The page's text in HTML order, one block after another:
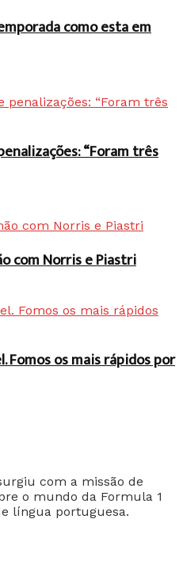
como esta em
“Foram três
com Norris e Piastri
os mais rápidos por
com a missão de
o mundo da Formula 1
língua portuguesa.